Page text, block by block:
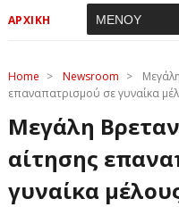
ΑΡΧΙΚΗ
Home > Newsroom >
επαναπατρισμού σε γυναίκα
Μεγάλη
αίτησης
γυναίκα